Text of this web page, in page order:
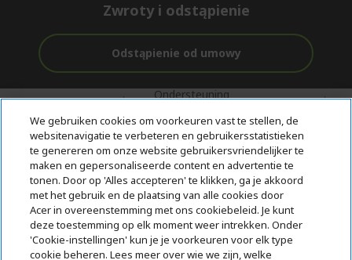
Zwroty i odstąpienie
Odstąpienie od umowy
Gratis
bezorging
Ondersteuning
aankoop
Met 0%
Rente
© 2026 Acer Inc.
CPYou BV is de erkende reseller van de producten en diensten die
in deze winkel worden aangeboden.
We gebruiken cookies om voorkeuren vast te stellen, de
websitenavigatie te verbeteren en gebruikersstatistieken
te genereren om onze website gebruikersvriendelijker te
maken en gepersonaliseerde content en advertentie te
tonen. Door op 'Alles accepteren' te klikken, ga je akkoord
met het gebruik en de plaatsing van alle cookies door
Acer in overeenstemming met ons cookiebeleid. Je kunt
deze toestemming op elk moment weer intrekken. Onder
'Cookie-instellingen' kun je je voorkeuren voor elk type
cookie beheren. Lees meer over wie we zijn, welke